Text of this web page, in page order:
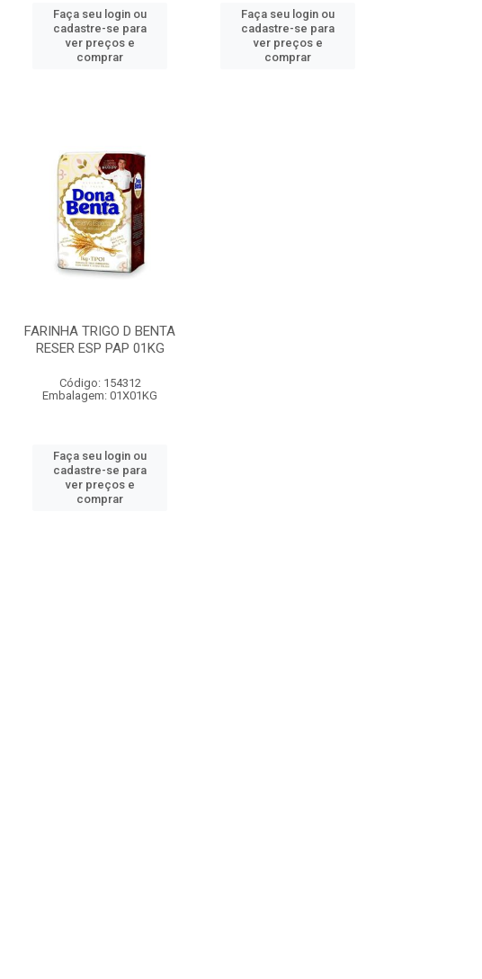
Faça seu login ou
cadastre-se para
ver preços e
comprar
Faça seu login ou
cadastre-se para
ver preços e
comprar
FARINHA TRIGO D BENTA
RESER ESP PAP 01KG
Código: 154312
Embalagem: 01X01KG
Faça seu login ou
cadastre-se para
ver preços e
comprar